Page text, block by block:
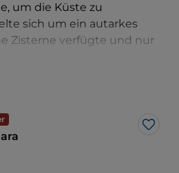
um die Küste zu
sich um ein autarkes
Zisterne verfügte und nur
Im Laufe der Jahrhunderte
Residenz umgewandelt,
erhalten blieb.
und achten Sie auf die
Like